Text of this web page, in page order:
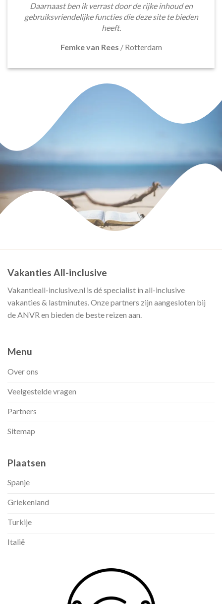
Daarnaast ben ik verrast door de rijke inhoud en
gebruiksvriendelijke functies die deze site te bieden
heeft.
Femke van Rees / Rotterdam
Vakanties All-inclusive
Vakantieall-inclusive.nl is dé specialist in all-inclusive
vakanties & lastminutes. Onze partners zijn aangesloten bij
de ANVR en bieden de beste reizen aan.
Menu
Over ons
Veelgestelde vragen
Partners
Sitemap
Plaatsen
Spanje
Griekenland
Turkije
Italië